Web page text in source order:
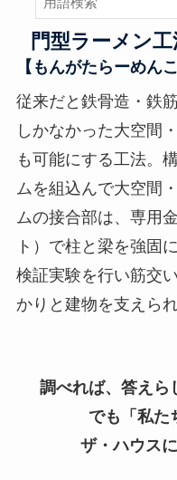
門型ラーメン工
【もんがたらーめん
従来だと鉄骨造・鉄
しかなかった大空間
も可能にする工法。
ムを組込んで大空間
ムの接合部は、専用
ト）で柱と梁を強固
検証実験を行い筋交
かりと建物を支えら
調べれば、答えら
でも「私た
ザ・ハウス